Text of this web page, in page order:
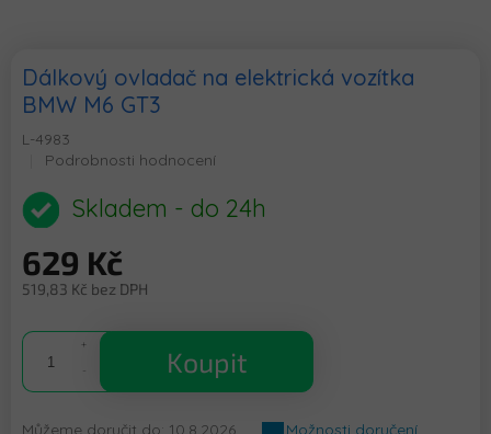
Dálkový ovladač na elektrická vozítka
BMW M6 GT3
L-4983
Průměrné
produktu
je
z
5
Podrobnosti hodnocení
Skladem - do 24h
629 Kč
519,83 Kč bez DPH
cena:
Koupit
Můžeme doručit do: 10.8.2026 Možnosti doručení